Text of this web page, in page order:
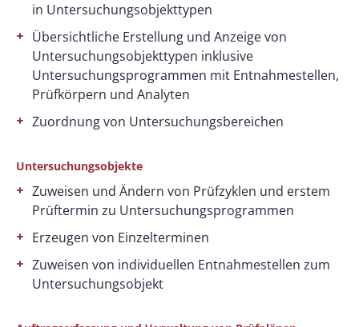
in Untersuchungsobjekttypen
Übersichtliche Erstellung und Anzeige von
Untersuchungsobjekttypen inklusive
Untersuchungsprogrammen mit Entnahmestellen,
Prüfkörpern und Analyten
Zuordnung von Untersuchungsbereichen
Untersuchungsobjekte
Zuweisen und Ändern von Prüfzyklen und erstem
Prüftermin zu Untersuchungsprogrammen
Erzeugen von Einzelterminen
Zuweisen von individuellen Entnahmestellen zum
Untersuchungsobjekt